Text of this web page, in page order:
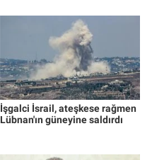
İşgalci İsrail, ateşkese rağmen
Lübnan'ın güneyine saldırdı